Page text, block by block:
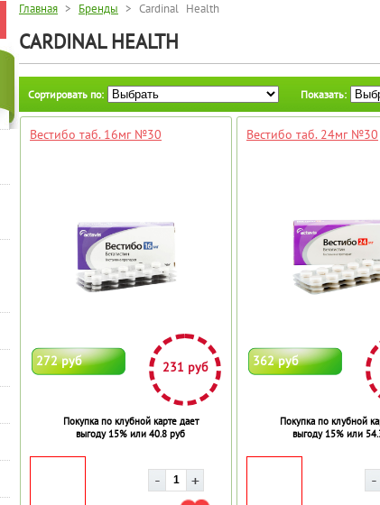
Главная > Бренды > Cardinal Health
CARDINAL HEALTH
Сортировать по: Показать:
Вестибо таб. 16мг №30
272 руб 231 руб
Покупка по клубной карте дает
выгоду 15% или 40.8 руб
Вестибо таб. 24мг №30
362 руб
Покупка по клубной
выгоду 15% или